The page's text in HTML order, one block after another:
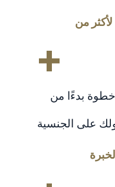
من
+
بدءًا من
على الجنسية